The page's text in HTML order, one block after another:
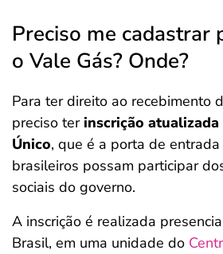
Preciso me cadastrar
o Vale Gás? Onde?
Para ter direito ao recebimento
preciso ter inscrição
Único, que é a porta de
brasileiros possam participar
sociais do governo.
A inscrição é realizada
Brasil, em uma unidade do